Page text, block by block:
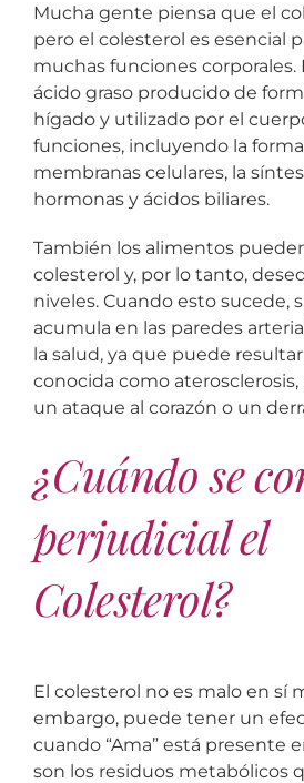
Mucha gente piensa que el
pero el colesterol es esencial
muchas funciones corporales.
ácido graso producido de
hígado y utilizado por el
funciones, incluyendo la
membranas celulares, la
hormonas y ácidos biliares.
También los alimentos
colesterol y, por lo tanto,
niveles. Cuando esto sucede,
acumula en las paredes
la salud, ya que puede
conocida como
un ataque al corazón o un
¿Cuándo se
perjudicial el
Colesterol?
El colesterol no es malo en sí
embargo, puede tener un
cuando “Ama” está presente
son los residuos metabólicos